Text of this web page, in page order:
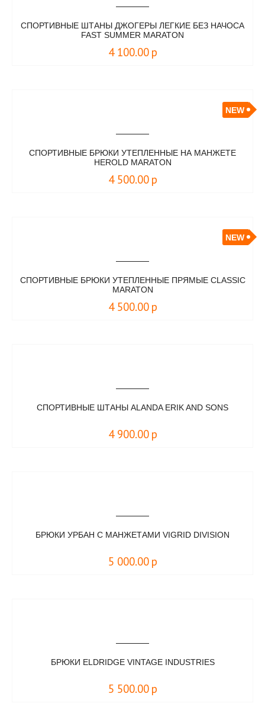
СПОРТИВНЫЕ ШТАНЫ ДЖОГЕРЫ ЛЕГКИЕ БЕЗ НАЧОСА
FAST SUMMER MARATON
4 100.00 р
NEW
СПОРТИВНЫЕ БРЮКИ УТЕПЛЕННЫЕ НА МАНЖЕТЕ
HEROLD MARATON
4 500.00 р
NEW
СПОРТИВНЫЕ БРЮКИ УТЕПЛЕННЫЕ ПРЯМЫЕ CLASSIC
MARATON
4 500.00 р
СПОРТИВНЫЕ ШТАНЫ ALANDA ERIK AND SONS
4 900.00 р
БРЮКИ УРБАН С МАНЖЕТАМИ VIGRID DIVISION
5 000.00 р
БРЮКИ ELDRIDGE VINTAGE INDUSTRIES
5 500.00 р